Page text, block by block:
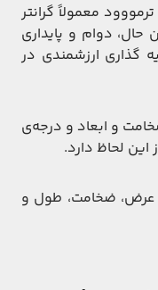
معمولاً گرانتر
دوام و پایداری
گذاری ارزشمندی در
و ابعاد و درجه‌ی
لحاظ دارد.
عرض، ضخامت، طول و